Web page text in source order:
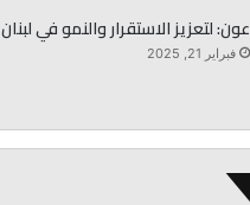
عون: لتعزيز الاستقرار والنمو في لبنان
فبراير 21, 2025